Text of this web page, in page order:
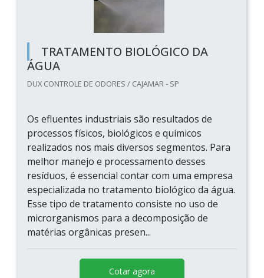
TRATAMENTO BIOLÓGICO DA
ÁGUA
DUX CONTROLE DE ODORES / CAJAMAR - SP
Os efluentes industriais são resultados de
processos físicos, biológicos e químicos
realizados nos mais diversos segmentos. Para
melhor manejo e processamento desses
resíduos, é essencial contar com uma empresa
especializada no tratamento biológico da água.
Esse tipo de tratamento consiste no uso de
microrganismos para a decomposição de
matérias orgânicas presen...
Cotar agora